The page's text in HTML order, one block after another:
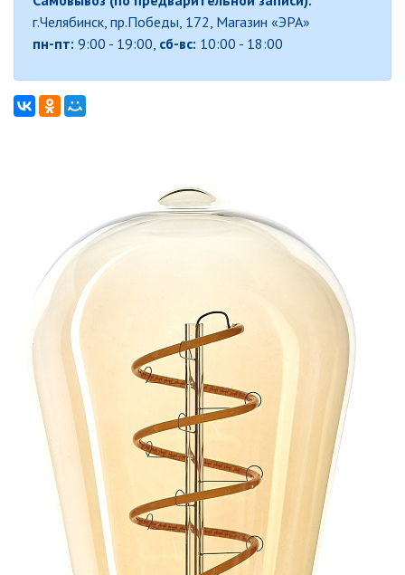
ДАТЧИКИ ДВИЖЕНИЯ И
ФОТОРЕЛЕ
ИНФРАКРАСНЫЕ ЛАМПЫ
ИСТОЧНИКИ СВЕТА
АВТОМОБИЛЬНЫЕ ЛАМПЫ
КАПСУЛЬНЫЕ (G4, G9)
ЛАМПЫ ДЛЯ БЫТОВОЙ ТЕХНИКИ
ЛАМПЫ СВЕТОДИОДНЫЕ F-LED
ЛАМПЫ СВЕТОДИОДНЫЕ
ПРОМЫШЛЕННЫЕ (СЕРИЯ POWER)
г.Челябинск, пр.Победы, 172, Магазин «ЭРА»
пн-пт: 9:00 - 19:00, сб-вс: 10:00 - 18:00